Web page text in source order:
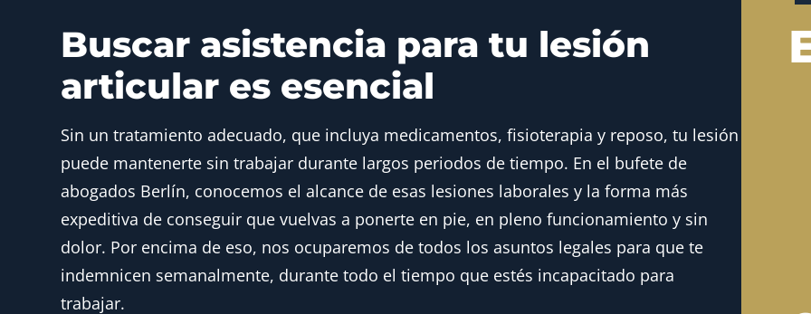
Buscar asistencia para tu lesión
articular es esencial
Sin un tratamiento adecuado, que incluya medicamentos, fisioterapia y reposo, tu lesión
puede mantenerte sin trabajar durante largos periodos de tiempo. En el bufete de
abogados Berlín, conocemos el alcance de esas lesiones laborales y la forma más
expeditiva de conseguir que vuelvas a ponerte en pie, en pleno funcionamiento y sin
dolor. Por encima de eso, nos ocuparemos de todos los asuntos legales para que te
indemnicen semanalmente, durante todo el tiempo que estés incapacitado para
trabajar.